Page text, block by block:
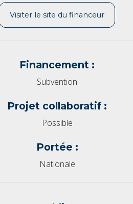
Visiter le site du financeur
Financement :
Subvention
Projet collaboratif :
Possible
Portée :
Nationale